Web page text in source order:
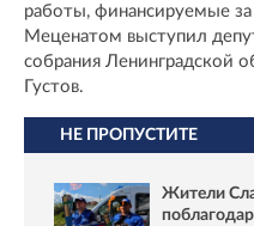
работы, финансируемые
Меценатом выступил
собрания Ленинградской
Густов.
НЕ ПРОПУСТИТЕ
Жители